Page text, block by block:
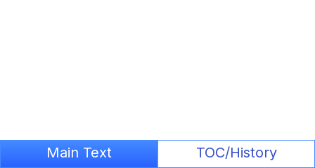
Main Text TOC/History